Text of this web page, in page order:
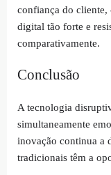
confiança do cliente,
digital tão forte e
comparativamente.
Conclusão
A tecnologia
simultaneamente
inovação continua a
tradicionais têm a